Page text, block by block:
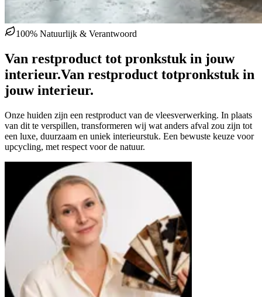
100% Natuurlijk & Verantwoord
Van restproduct tot pronkstuk in jouw
interieur.Van restproduct totpronkstuk in
jouw interieur.
Onze huiden zijn een restproduct van de vleesverwerking. In plaats
van dit te verspillen, transformeren wij wat anders afval zou zijn tot
een luxe, duurzaam en uniek interieurstuk. Een bewuste keuze voor
upcycling, met respect voor de natuur.